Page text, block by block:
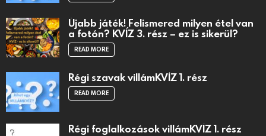
Újabb játék! Felismered milyen étel van
a fotón? KVÍZ 3. rész – ez is sikerül?
READ MORE
Régi szavak villámKVÍZ 1. rész
READ MORE
Régi foglalkozások villámKVÍZ 1. rész